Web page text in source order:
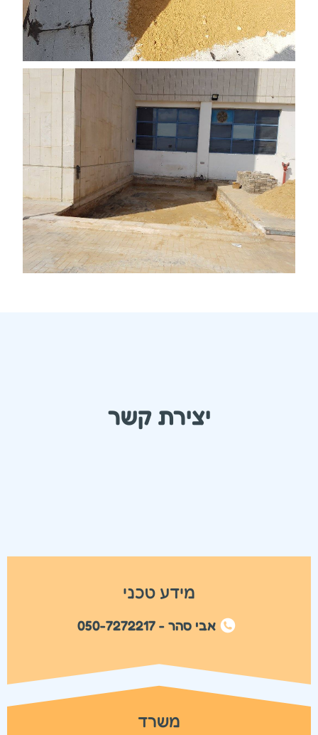
יצירת קשר
מידע טכני
אבי סהר - 050-7272217
משרד